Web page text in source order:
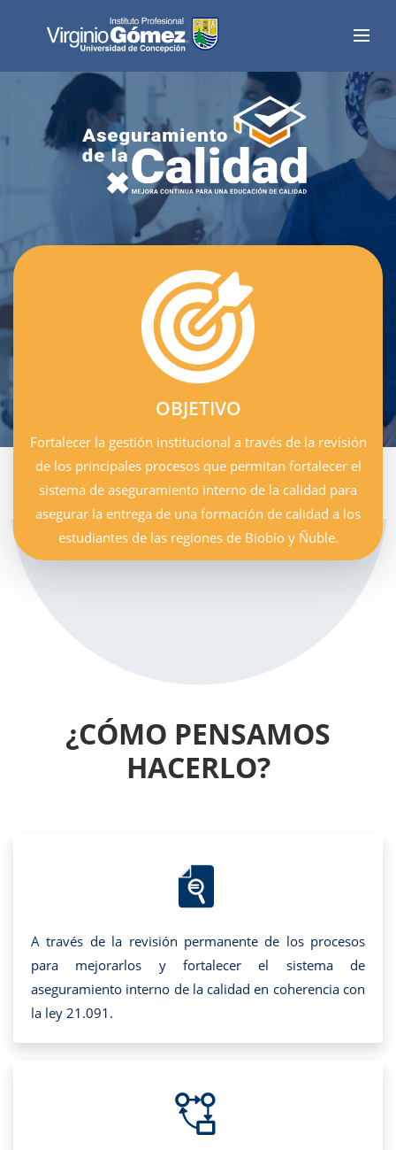
OBJETIVO
Fortalecer la gestión institucional a través de la revisión
de los principales procesos que permitan fortalecer el
sistema de aseguramiento interno de la calidad para
asegurar la entrega de una formación de calidad a los
estudiantes de las regiones de Biobío y Ñuble.
¿CÓMO PENSAMOS
HACERLO?
A través de la revisión permanente de los procesos
para mejorarlos y fortalecer el sistema de
aseguramiento interno de la calidad en coherencia con
la ley 21.091.